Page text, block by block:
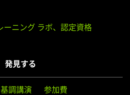
ーニング ラボ、認定資格
発見する
基調講演 参加費